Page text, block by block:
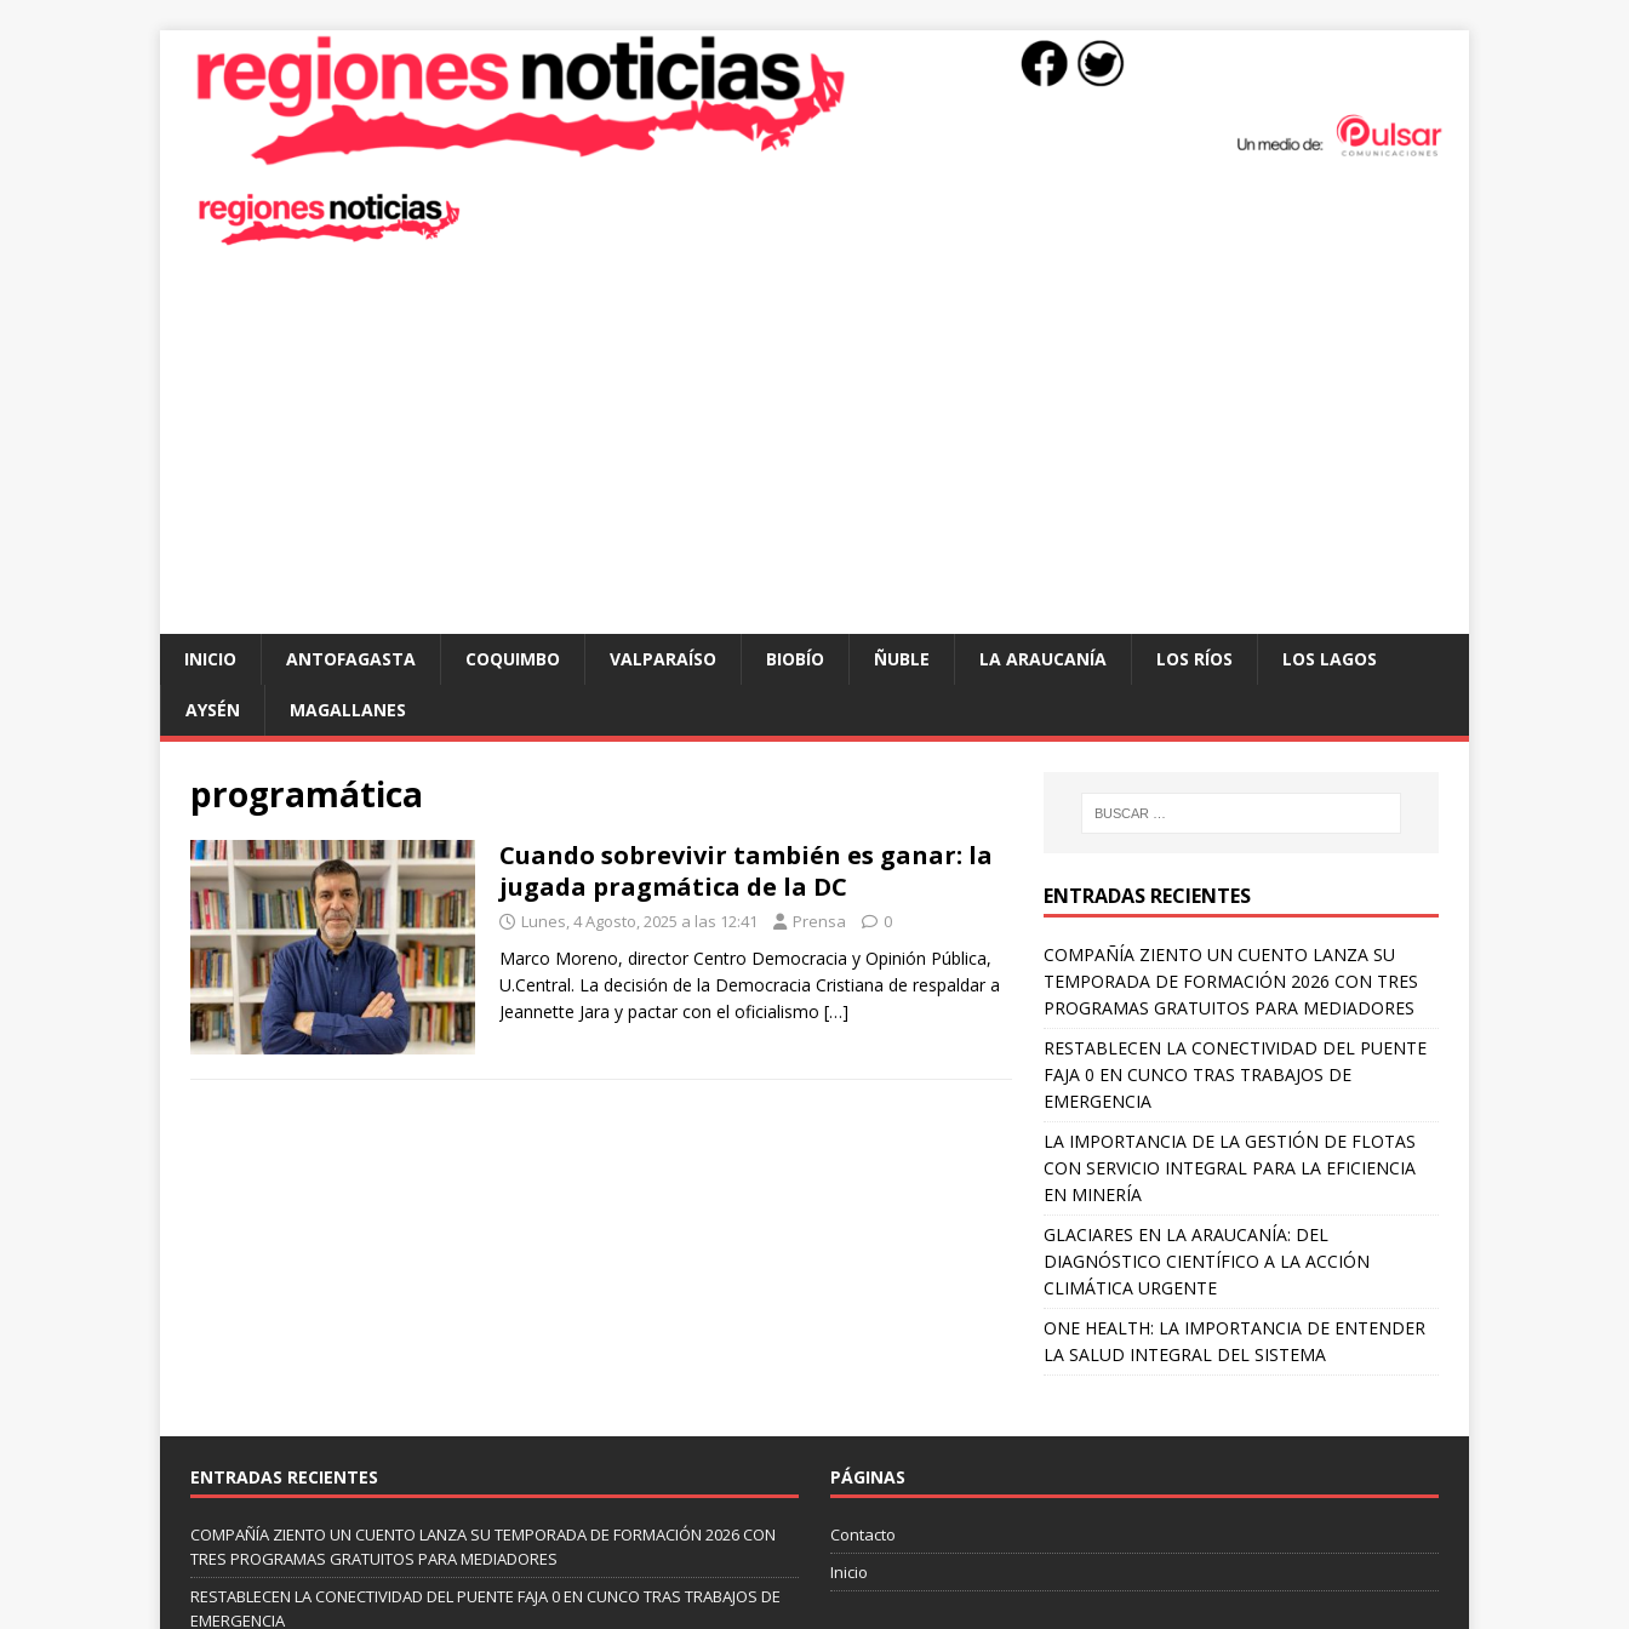
INICIO ANTOFAGASTA COQUIMBO VALPARAÍSO BIOBÍO ÑUBLE LA ARAUCANÍA LOS RÍOS LOS LAGOS
AYSÉN MAGALLANES
programática
Cuando sobrevivir también es ganar: la
jugada pragmática de la DC
Lunes, 4 Agosto, 2025 a las 12:41 Prensa 0
Marco Moreno, director Centro Democracia y Opinión Pública,
U.Central. La decisión de la Democracia Cristiana de respaldar a
Jeannette Jara y pactar con el oficialismo […]
ENTRADAS RECIENTES
COMPAÑÍA ZIENTO UN CUENTO LANZA SU
TEMPORADA DE FORMACIÓN 2026 CON TRES
PROGRAMAS GRATUITOS PARA MEDIADORES
RESTABLECEN LA CONECTIVIDAD DEL PUENTE
FAJA 0 EN CUNCO TRAS TRABAJOS DE
EMERGENCIA
LA IMPORTANCIA DE LA GESTIÓN DE FLOTAS
CON SERVICIO INTEGRAL PARA LA EFICIENCIA
EN MINERÍA
GLACIARES EN LA ARAUCANÍA: DEL
DIAGNÓSTICO CIENTÍFICO A LA ACCIÓN
CLIMÁTICA URGENTE
ONE HEALTH: LA IMPORTANCIA DE ENTENDER
LA SALUD INTEGRAL DEL SISTEMA
ENTRADAS RECIENTES
COMPAÑÍA ZIENTO UN CUENTO LANZA SU TEMPORADA DE FORMACIÓN 2026 CON
TRES PROGRAMAS GRATUITOS PARA MEDIADORES
RESTABLECEN LA CONECTIVIDAD DEL PUENTE FAJA 0 EN CUNCO TRAS TRABAJOS DE
EMERGENCIA
PÁGINAS
Contacto
Inicio